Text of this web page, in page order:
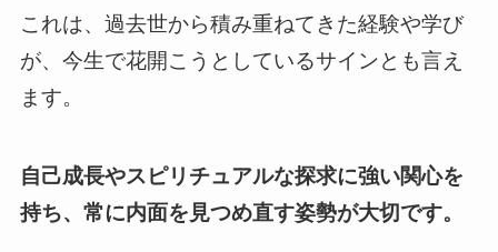
これは、過去世から積み重ねてきた経験や学び
が、今生で花開こうとしているサインとも言え
ます。
自己成長やスピリチュアルな探求に強い関心を
持ち、常に内面を見つめ直す姿勢が大切です。